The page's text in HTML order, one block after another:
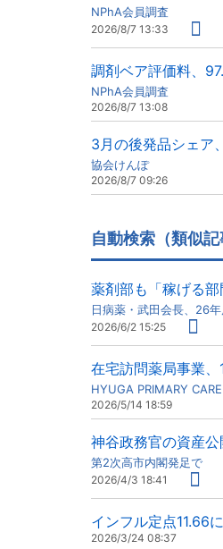
NPhA会員調査
2026/8/7 13:33
調剤ベア評価料、
NPhA会員調査
2026/8/7 13:08
3月の後発品シェア
協会けんぽ
2026/8/7 09:26
自動検索（類似記
薬剤部も「稼げる
日病薬・武田会長、26
2026/6/2 15:25
在宅訪問薬局事業
HYUGA PRIMARY
2026/5/14 18:59
神谷政務官の資産公
第2次高市内閣発足で
2026/4/3 18:41
インフル定点
2026/3/24 08:37